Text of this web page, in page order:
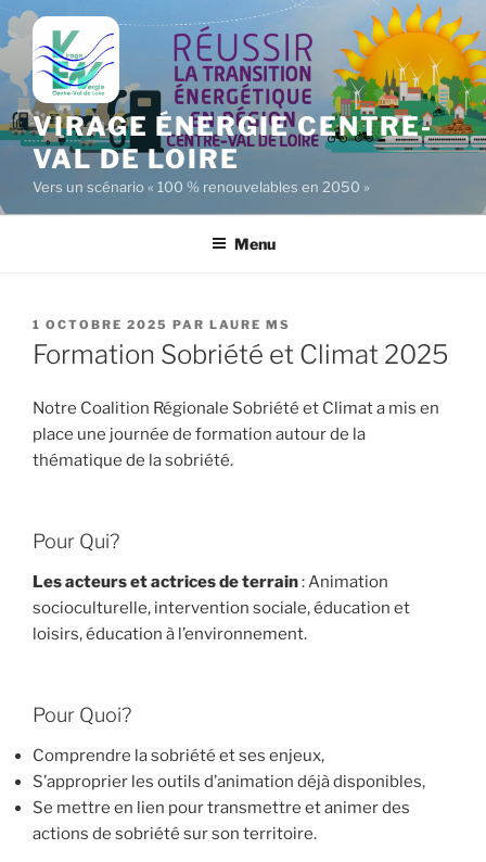
Aller
au
contenu
principal
VIRAGE ÉNERGIE CENTRE-
VAL DE LOIRE
Vers un scénario « 100 % renouvelables en 2050 »
Menu
PUBLIÉ
LE
1 OCTOBRE 2025 PAR LAURE MS
Formation Sobriété et Climat 2025
Notre Coalition Régionale Sobriété et Climat a mis en
place une journée de formation autour de la
thématique de la sobriété.
Pour Qui?
Les acteurs et actrices de terrain: Animation
socioculturelle, intervention sociale, éducation et
loisirs, éducation à l’environnement.
Pour Quoi?
Comprendre la sobriété et ses enjeux,
S’approprier les outils d’animation déjà disponibles,
Se mettre en lien pour transmettre et animer des
actions de sobriété sur son territoire.